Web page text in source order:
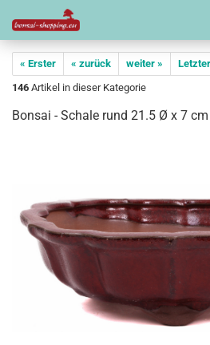
« Erster « zurück weiter »
146 Artikel in dieser Kategorie
Bonsai - Schale rund 21.5 Ø x 7